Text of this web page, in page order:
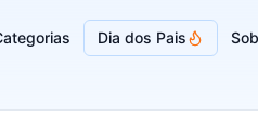
Dia dos Pais